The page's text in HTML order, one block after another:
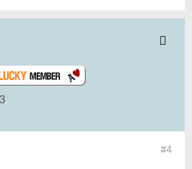
#4